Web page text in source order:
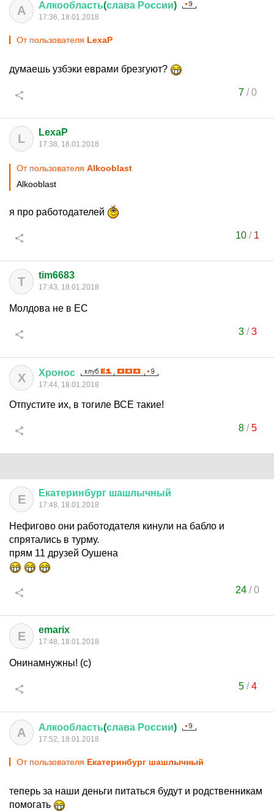
А Алкообласть(слава России)
17:36, 18.01.2018
От пользователя LexaP
думаешь узбэки еврами брезгуют?
7/0
L LexaP
17:38, 18.01.2018
От пользователя Alkooblast
Alkooblast
я про работодателей
10 / 1
T tim6683
17:43, 18.01.2018
Молдова не в ЕС
3/3
Х Хронос
17:44, 18.01.2018
Отпустите их, в тогиле ВСЕ такие!
8/5
Е Екатеринбург шашлычный
17:48, 18.01.2018
Нефигово они работодателя кинули на бабло и
спрятались в турму.
прям 11 друзей Оушена
24 /0
E emarix
17:48, 18.01.2018
Онинамнужны! (с)
5/4
А Алкообласть(слава России)
17:52, 18.01.2018
От пользователя Екатеринбург шашлычный
теперь за наши деньги питаться будут и родственникам
помогать